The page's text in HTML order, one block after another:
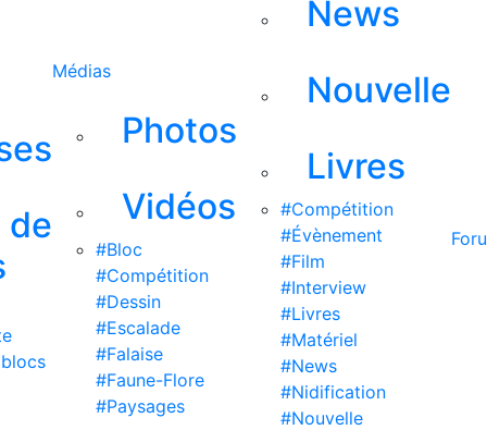
de
Médias
Photos
Vidéos
#Bloc
#Compétition
#Dessin
#Escalade
#Falaise
#Faune-Flore
#Paysages
News
Nouvelle
Livres
#Compétition
#Évènement
#Film
#Interview
#Livres
#Matériel
#News
#Nidification
#Nouvelle